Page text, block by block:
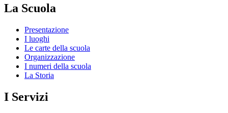
La Scuola
Presentazione
I luoghi
Le carte della scuola
Organizzazione
I numeri della scuola
La Storia
I Servizi